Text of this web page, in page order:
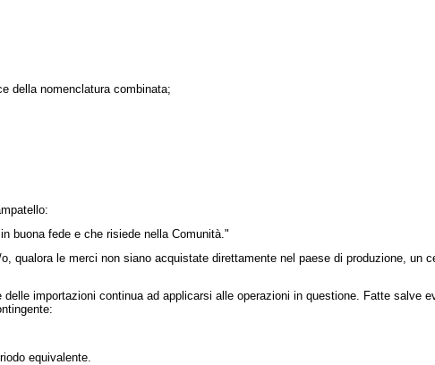
della nomenclatura combinata;
buona fede e che risiede nella Comunità."
le merci non siano acquistate direttamente nel paese di produzione, un
importazioni continua ad applicarsi alle operazioni in questione. Fatte salve
equivalente.